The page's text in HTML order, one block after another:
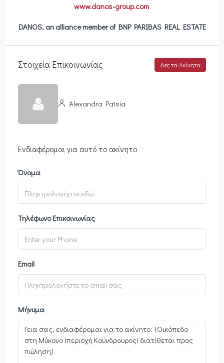
www.danos-group.com
DANOS, an alliance member of BNP PARIBAS REAL ESTATE
Στοιχεία Επικοινωνίας Δες τα Ακίνητα
Alexandra Patsia
Ενδιαφέρομαι για αυτό το ακίνητο
Όνομα
Τηλέφωνο Επικοινωνίας
Email
Μήνυμα